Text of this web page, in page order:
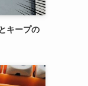
キープの